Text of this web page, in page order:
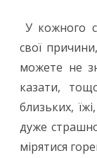
У кожного
свої
можете не
казати,
близьких,
дуже
мірятися